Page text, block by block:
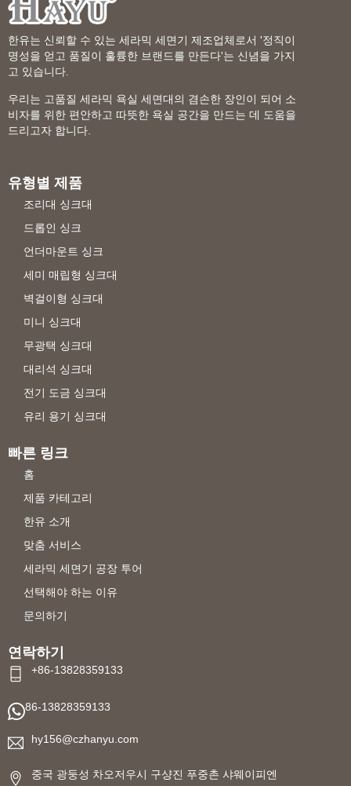
한유는 신뢰할 수 있는 세라믹 세면기 제조업체로서 '정직이
명성을 얻고 품질이 훌륭한 브랜드를 만든다'는 신념을 가지
고 있습니다.
우리는 고품질 세라믹 욕실 세면대의 겸손한 장인이 되어 소
비자를 위한 편안하고 따뜻한 욕실 공간을 만드는 데 도움을
드리고자 합니다.
유형별 제품
조리대 싱크대
드롭인 싱크
언더마운트 싱크
세미 매립형 싱크대
벽걸이형 싱크대
미니 싱크대
무광택 싱크대
대리석 싱크대
전기 도금 싱크대
유리 용기 싱크대
빠른 링크
홈
제품 카테고리
한유 소개
맞춤 서비스
세라믹 세면기 공장 투어
선택해야 하는 이유
문의하기
연락하기
+86-13828359133
86-13828359133
hy156@czhanyu.com
중국 광둥성 차오저우시 구샹진 푸중촌 샤웨이피엔